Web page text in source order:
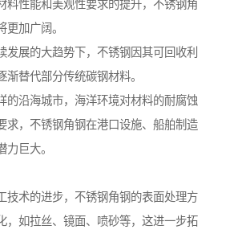
料性能和美观性要求的提升，不锈钢角
更加广阔。
发展的大趋势下，不锈钢因其可回收利
渐替代部分传统碳钢材料。
的沿海城市，海洋环境对材料的耐腐蚀
求，不锈钢角钢在港口设施、船舶制造
力巨大。
技术的进步，不锈钢角钢的表面处理方
，如拉丝、镜面、喷砂等，这进一步拓